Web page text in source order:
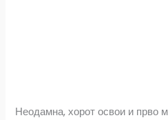
Неодамна, хорот освои и прво